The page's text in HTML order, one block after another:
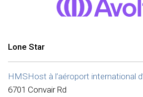
Lone Star
HMSHost à l’aéroport international
6701 Convair Rd